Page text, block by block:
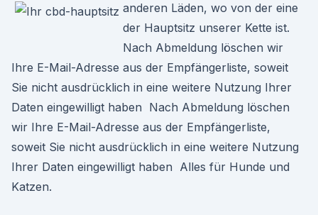
anderen Läden, wo von der eine
der Hauptsitz unserer Kette ist.
Nach Abmeldung löschen wir
Ihre E-Mail-Adresse aus der Empfängerliste, soweit
Sie nicht ausdrücklich in eine weitere Nutzung Ihrer
Daten eingewilligt haben Nach Abmeldung löschen
wir Ihre E-Mail-Adresse aus der Empfängerliste,
soweit Sie nicht ausdrücklich in eine weitere Nutzung
Ihrer Daten eingewilligt haben Alles für Hunde und
Katzen.